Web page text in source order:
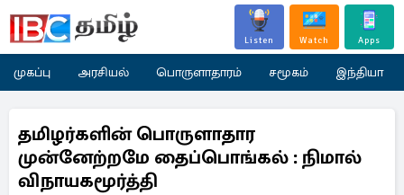
Listen Watch Apps
முகப்பு அரசியல் பொருளாதாரம் சமூகம் இந்தியா
தமிழர்களின் பொருளாதார
முன்னேற்றமே தைப்பொங்கல் : நிமால்
விநாயகமூர்த்தி